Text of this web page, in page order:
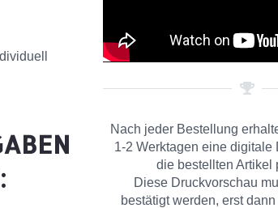
Nach jeder Bestellung
1-2 Werktagen eine digitale
die bestellten Artikel
Diese Druckvorschau
bestätigt werden, erst